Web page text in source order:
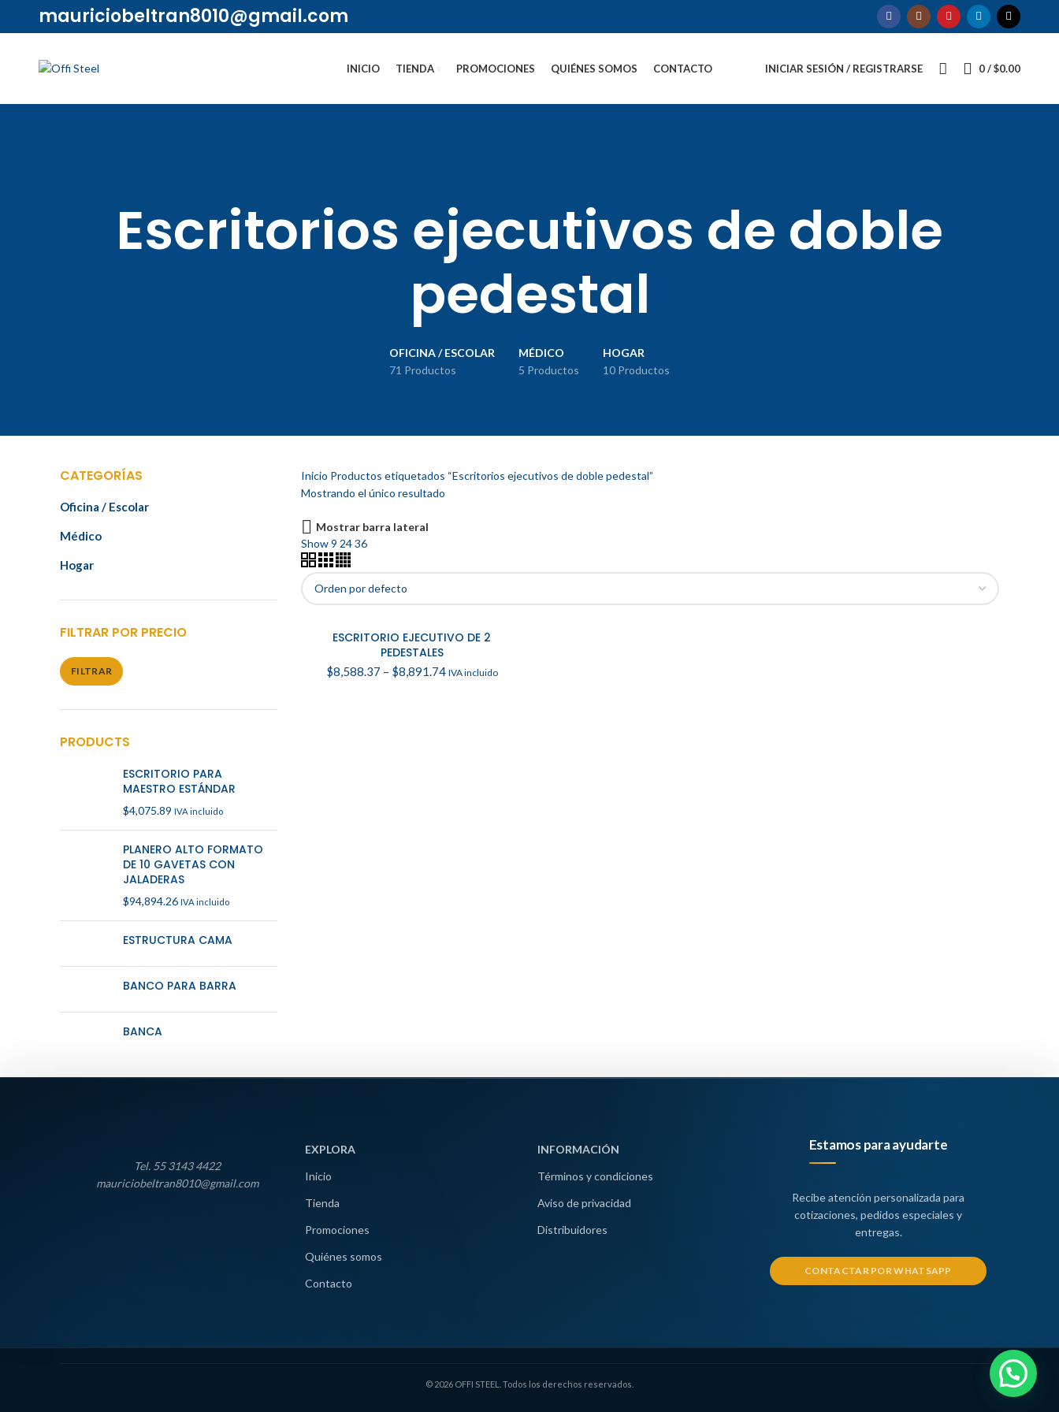
mauriciobeltran8010@gmail.com
INICIO TIENDA PROMOCIONES QUIÉNES SOMOS CONTACTO INICIAR SESIÓN / REGISTRARSE 0/ $0.00
Escritorios ejecutivos de doble
pedestal
OFICINA / ESCOLAR
71 Productos
MÉDICO
5 Productos
HOGAR
10 Productos
CATEGORÍAS
Oficina / Escolar
Médico
Hogar
FILTRAR POR PRECIO
FILTRAR
PRODUCTS
ESCRITORIO PARA
MAESTRO ESTÁNDAR
$4,075.89 IVA incluido
PLANERO ALTO FORMATO
DE 10 GAVETAS CON
JALADERAS
$94,894.26 IVA incluido
ESTRUCTURA CAMA
BANCO PARA BARRA
BANCA
Inicio Productos etiquetados “Escritorios ejecutivos de doble pedestal”
Mostrando el único resultado
Mostrar barra lateral
Show9 2436
SELECCIONAR OPCIONES
ESCRITORIO EJECUTIVO DE 2
PEDESTALES
$8,588.37 – $8,891.74 IVA incluido
Tel. 55 3143 4422
mauriciobeltran8010@gmail.com
EXPLORA
Inicio
Tienda
Promociones
Quiénes somos
Contacto
INFORMACIÓN
Términos y condiciones
Aviso de privacidad
Distribuidores
Estamos para ayudarte
Recibe atención personalizada para
cotizaciones, pedidos especiales y
entregas.
CONTACTAR POR WHATSAPP
© 2026 OFFI STEEL. Todos los derechos reservados.